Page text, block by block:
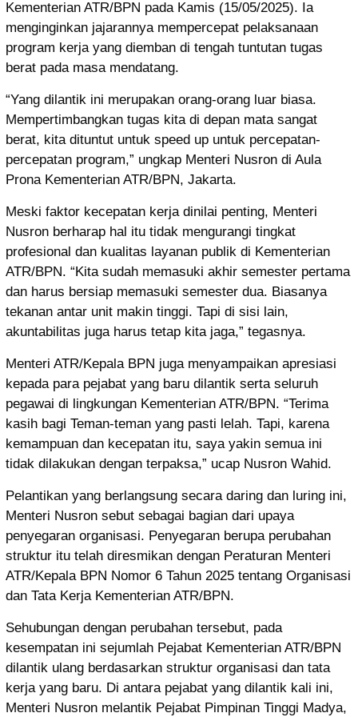
Kementerian ATR/BPN pada Kamis (15/05/2025). Ia
menginginkan jajarannya mempercepat pelaksanaan
program kerja yang diemban di tengah tuntutan tugas
berat pada masa mendatang.
“Yang dilantik ini merupakan orang-orang luar biasa.
Mempertimbangkan tugas kita di depan mata sangat
berat, kita dituntut untuk speed up untuk percepatan-
percepatan program,” ungkap Menteri Nusron di Aula
Prona Kementerian ATR/BPN, Jakarta.
Meski faktor kecepatan kerja dinilai penting, Menteri
Nusron berharap hal itu tidak mengurangi tingkat
profesional dan kualitas layanan publik di Kementerian
ATR/BPN. “Kita sudah memasuki akhir semester pertama
dan harus bersiap memasuki semester dua. Biasanya
tekanan antar unit makin tinggi. Tapi di sisi lain,
akuntabilitas juga harus tetap kita jaga,” tegasnya.
Menteri ATR/Kepala BPN juga menyampaikan apresiasi
kepada para pejabat yang baru dilantik serta seluruh
pegawai di lingkungan Kementerian ATR/BPN. “Terima
kasih bagi Teman-teman yang pasti lelah. Tapi, karena
kemampuan dan kecepatan itu, saya yakin semua ini
tidak dilakukan dengan terpaksa,” ucap Nusron Wahid.
Pelantikan yang berlangsung secara daring dan luring ini,
Menteri Nusron sebut sebagai bagian dari upaya
penyegaran organisasi. Penyegaran berupa perubahan
struktur itu telah diresmikan dengan Peraturan Menteri
ATR/Kepala BPN Nomor 6 Tahun 2025 tentang Organisasi
dan Tata Kerja Kementerian ATR/BPN.
Sehubungan dengan perubahan tersebut, pada
kesempatan ini sejumlah Pejabat Kementerian ATR/BPN
dilantik ulang berdasarkan struktur organisasi dan tata
kerja yang baru. Di antara pejabat yang dilantik kali ini,
Menteri Nusron melantik Pejabat Pimpinan Tinggi Madya,